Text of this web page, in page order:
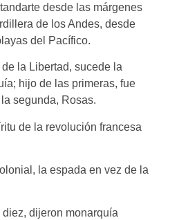
desde las márgenes
de los Andes, desde
del Pacífico.
la Libertad, sucede la
hijo de las primeras, fue
segunda, Rosas.
de la revolución francesa
la espada en vez de la
dijeron monarquía